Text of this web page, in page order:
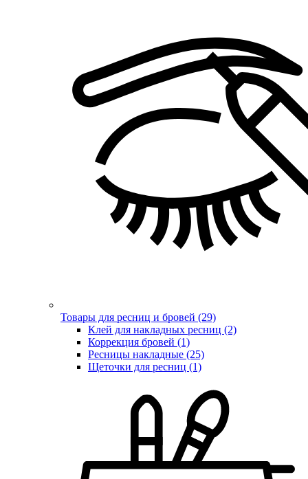
Товары для ресниц и бровей (29)
Клей для накладных ресниц (2)
Коррекция бровей (1)
Ресницы накладные (25)
Щеточки для ресниц (1)